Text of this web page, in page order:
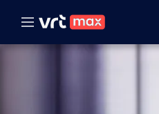
Naar hoofdinhoud
menu